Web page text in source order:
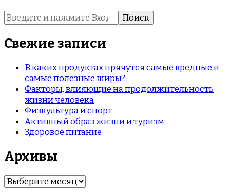
Найти:
Свежие записи
В каких продуктах прячутся самые вредные и
самые полезные жиры?
Факторы, влияющие на продолжительность
жизни человека
Физкультура и спорт
Активный образ жизни и туризм
Здоровое питание
Архивы
Архивы